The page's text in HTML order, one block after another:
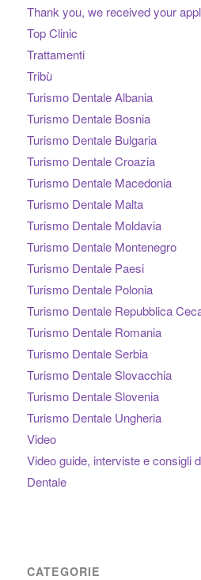
Thank you, we received your
Top Clinic
Trattamenti
Tribù
Turismo Dentale Albania
Turismo Dentale Bosnia
Turismo Dentale Bulgaria
Turismo Dentale Croazia
Turismo Dentale Macedonia
Turismo Dentale Malta
Turismo Dentale Moldavia
Turismo Dentale Montenegro
Turismo Dentale Paesi
Turismo Dentale Polonia
Turismo Dentale Repubblica
Turismo Dentale Romania
Turismo Dentale Serbia
Turismo Dentale Slovacchia
Turismo Dentale Slovenia
Turismo Dentale Ungheria
Video
Video guide, interviste e consigli
Dentale
CATEGORIE